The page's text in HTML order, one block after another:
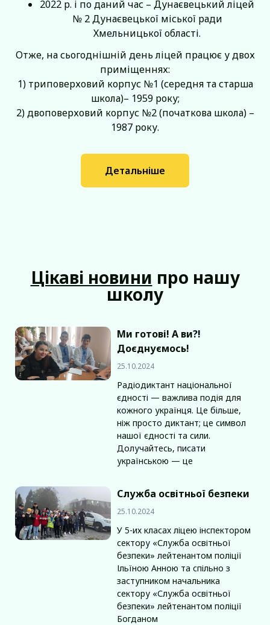
2022 р. і по даний час – Дунаєвецький ліцей
№ 2 Дунаєвецької міської ради
Хмельницької області.
Отже, на сьогоднішній день ліцей працює у двох
приміщеннях:
1) триповерховий корпус №1 (середня та старша
школа)– 1959 року;
2) двоповерховий корпус №2 (початкова школа) –
1987 року.
Детальніше
Цікаві новини про нашу
школу
Ми готові! А ви?!
Доєднуємось!
25.10.2024
Радіодиктант національної
єдності — важлива подія для
кожного українця. Це більше,
ніж просто диктант; це символ
нашої єдності та сили.
Долучайтесь, писати
українською — це
Служба освітньої безпеки
25.10.2024
У 5-их класах ліцею інспектором
сектору «Служба освітньої
безпеки» лейтенантом поліції
Ільїною Анною та спільно з
заступником начальника
сектору «Служба освітньої
безпеки» лейтенантом поліції
Богданом